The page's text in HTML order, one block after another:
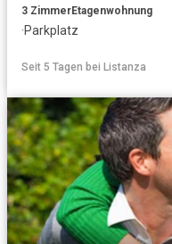
3 ZimmerEtagenwohnung
·Parkplatz
Seit 5 Tagen bei Listanza